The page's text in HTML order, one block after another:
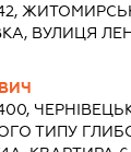
ВУЛИЦЯ
ТИПУ